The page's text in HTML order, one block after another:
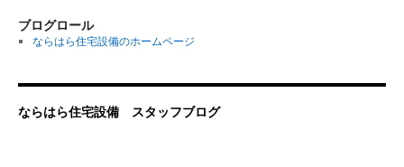
ブログロール
ならはら住宅設備のホームページ
ならはら住宅設備 スタッフブログ